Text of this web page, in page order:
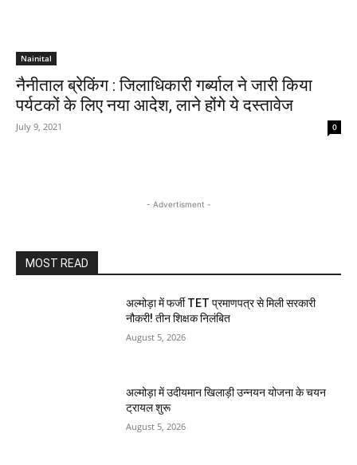
Nainital
नैनीताल ब्रेकिंग : जिलाधिकारी गर्ब्याल ने जारी किया
पर्यटकों के लिए नया आदेश, लाने होंगे ये दस्तावेज
July 9, 2021 0
- Advertisment -
MOST READ
अल्मोड़ा में फर्जी TET प्रमाणपत्र से मिली सरकारी
नौकरी! तीन शिक्षक निलंबित
August 5, 2026
अल्मोड़ा में उदीयमान खिलाड़ी उन्नयन योजना के चयन
ट्रायल शुरू
August 5, 2026